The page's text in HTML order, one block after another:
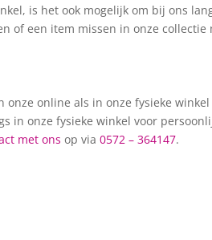
is het ook mogelijk om bij ons
of een item missen in onze
onze online als in onze fysieke
in onze fysieke winkel voor
met ons op via0572 – 364147.